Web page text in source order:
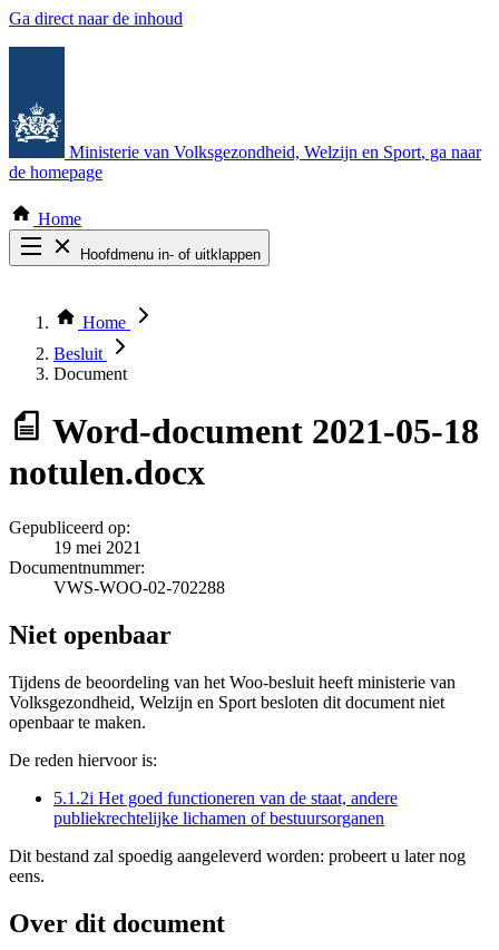
Ga direct naar de inhoud
Ministerie van Volksgezondheid, Welzijn en Sport, ga naar
de homepage
Home
Hoofdmenu in- of uitklappen
Thema COVID-19
Bekijk per bestuursorgaan
Home
Besluit
Document
Word-document 2021-05-18
notulen.docx
Gepubliceerd op:
19 mei 2021
Documentnummer:
VWS-WOO-02-702288
Niet openbaar
Tijdens de beoordeling van het Woo-besluit heeft ministerie van
Volksgezondheid, Welzijn en Sport besloten dit document niet
openbaar te maken.
De reden hiervoor is:
5.1.2i Het goed functioneren van de staat, andere
publiekrechtelijke lichamen of bestuursorganen
Dit bestand zal spoedig aangeleverd worden: probeert u later nog
eens.
Over dit document